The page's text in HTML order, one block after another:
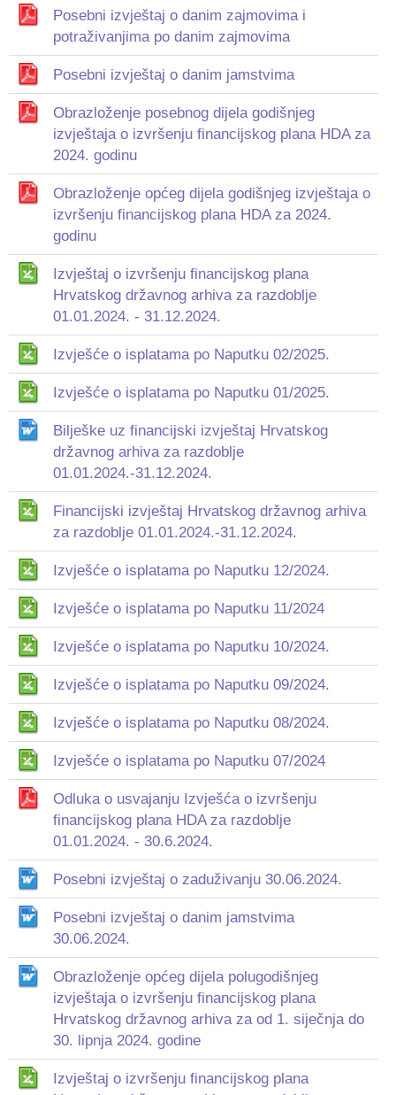
Posebni izvještaj o danim zajmovima i
potraživanjima po danim zajmovima
Posebni izvještaj o danim jamstvima
Obrazloženje posebnog dijela godišnjeg
izvještaja o izvršenju financijskog plana HDA za
2024. godinu
Obrazloženje općeg dijela godišnjeg izvještaja o
izvršenju financijskog plana HDA za 2024.
godinu
Izvještaj o izvršenju financijskog plana
Hrvatskog državnog arhiva za razdoblje
01.01.2024. - 31.12.2024.
Izvješće o isplatama po Naputku 02/2025.
Izvješće o isplatama po Naputku 01/2025.
Bilješke uz financijski izvještaj Hrvatskog
državnog arhiva za razdoblje
01.01.2024.-31.12.2024.
Financijski izvještaj Hrvatskog državnog arhiva
za razdoblje 01.01.2024.-31.12.2024.
Izvješće o isplatama po Naputku 12/2024.
Izvješće o isplatama po Naputku 11/2024
Izvješće o isplatama po Naputku 10/2024.
Izvješće o isplatama po Naputku 09/2024.
Izvješće o isplatama po Naputku 08/2024.
Izvješće o isplatama po Naputku 07/2024
Odluka o usvajanju Izvješća o izvršenju
financijskog plana HDA za razdoblje
01.01.2024. - 30.6.2024.
Posebni izvještaj o zaduživanju 30.06.2024.
Posebni izvještaj o danim jamstvima
30.06.2024.
Obrazloženje općeg dijela polugodišnjeg
izvještaja o izvršenju financijskog plana
Hrvatskog državnog arhiva za od 1. siječnja do
30. lipnja 2024. godine
Izvještaj o izvršenju financijskog plana